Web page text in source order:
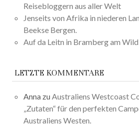
Reisebloggern aus aller Welt
Jenseits von Afrika in niederen
Beekse Bergen.
Auf da Leitn in Bramberg am
LETZTE KOMMENTARE
Anna zuAustraliens Westcoast
„Zutaten“ für den perfekten
Australiens Westen.